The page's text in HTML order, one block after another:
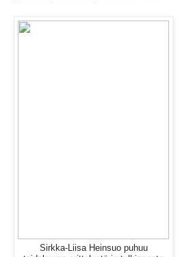
Sirkka-Liisa Heinsuo puhuu